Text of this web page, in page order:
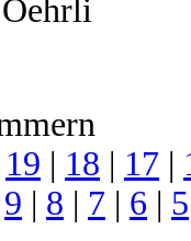
19 | 18 | 17 |
9 | 8 | 7 | 6 | 5